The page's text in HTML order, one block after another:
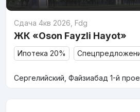
Сдача 4кв 2026 Fdg
ЖК «Oson Fayzli Hayot»
Ипотека 20%
Сергелийский, Файзиабад 1-й